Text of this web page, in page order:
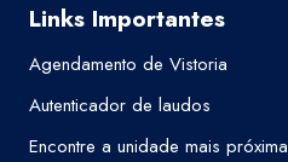
Links Importantes
Agendamento de Vistoria
Autenticador de laudos
Encontre a unidade mais próxima